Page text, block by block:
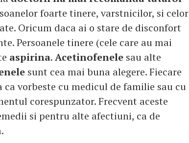
foarte tinere, varstnicilor, si celor
Oricum daca ai o stare de disconfort
Persoanele tinere (cele care au mai
aspirina.Acetinofenele sau alte
sunt cea mai buna alegere. Fiecare
vorbeste cu medicul de familie sau cu
corespunzator. Frecvent aceste
si pentru alte afectiuni, ca de